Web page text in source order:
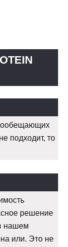
подходит, то
решение
нашем
или. Это не